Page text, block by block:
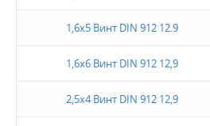
1,6х5 Винт DIN 912 12.9
1,6х6 Винт DIN 912 12,9
2,5х4 Винт DIN 912 12,9